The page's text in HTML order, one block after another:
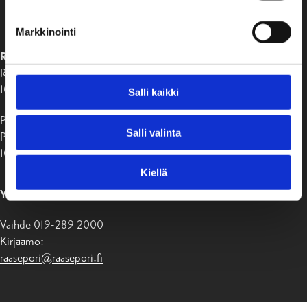
Markkinointi
Salli kaikki
Salli valinta
Kiellä
RAASEPORIN KAUPUNKI
Raaseporintie 37
10650 Tammisaari
Postiosoite:
PB 58
10611 Raasepori
YHTEYSTIEDOT
Vaihde 019-289 2000
Kirjaamo:
raasepori@raasepori.fi